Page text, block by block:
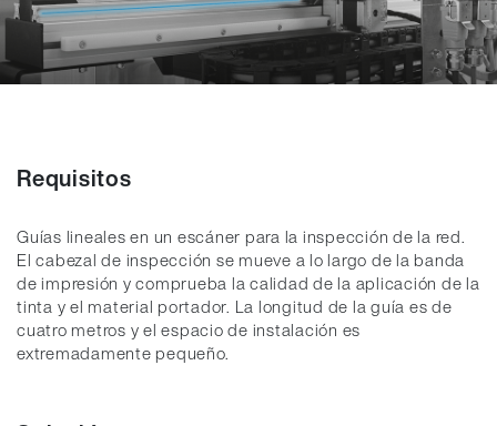
Requisitos
Guías lineales en un escáner para la inspección de la red.
El cabezal de inspección se mueve a lo largo de la banda
de impresión y comprueba la calidad de la aplicación de la
tinta y el material portador. La longitud de la guía es de
cuatro metros y el espacio de instalación es
extremadamente pequeño.